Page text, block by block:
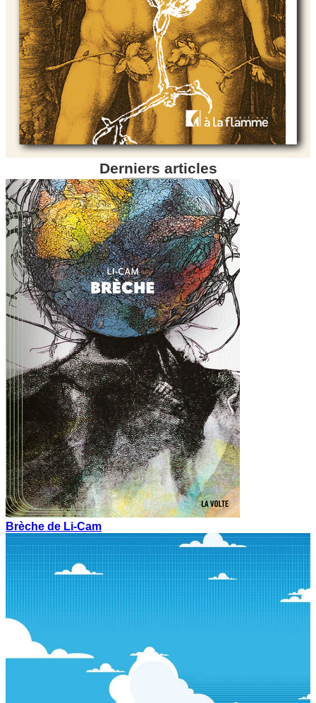
Derniers articles
Brèche de Li-Cam